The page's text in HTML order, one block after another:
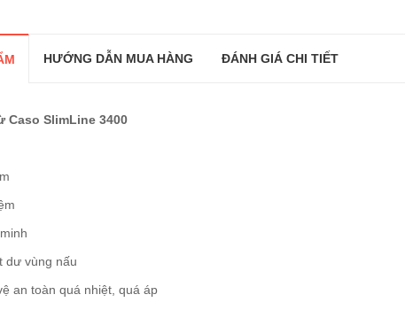
HƯỚNG DẪN MUA HÀNG ĐÁNH GIÁ CHI TIẾT
Caso SlimLine 3400
vùng nấu
toàn quá nhiệt, quá áp